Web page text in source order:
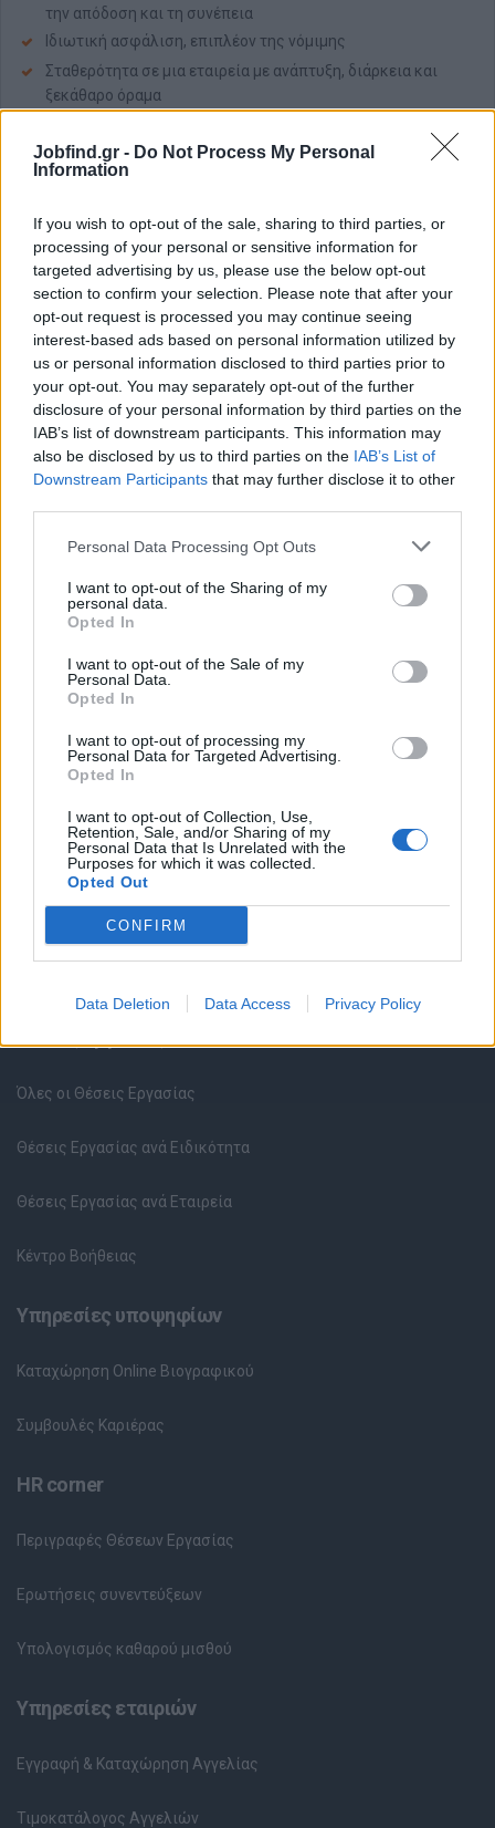
Jobfind.gr - Do Not Process My Personal
Information
If you wish to opt-out of the sale, sharing to third parties, or
processing of your personal or sensitive information for
targeted advertising by us, please use the below opt-out
section to confirm your selection. Please note that after your
opt-out request is processed you may continue seeing
interest-based ads based on personal information utilized by
us or personal information disclosed to third parties prior to
your opt-out. You may separately opt-out of the further
disclosure of your personal information by third parties on the
IAB’s list of downstream participants. This information may
also be disclosed by us to third parties on the IAB’s List of
Downstream Participants that may further disclose it to other
Personal Data Processing Opt Outs
I want to opt-out of the Sharing of my
personal data.
Opted In
I want to opt-out of the Sale of my
Personal Data.
Opted In
I want to opt-out of processing my
Personal Data for Targeted Advertising.
Opted In
I want to opt-out of Collection, Use,
Retention, Sale, and/or Sharing of my
Personal Data that Is Unrelated with the
Purposes for which it was collected.
Opted Out
CONFIRM
Data Deletion Data Access Privacy Policy
την απόδοση και τη συνέπεια
Ιδιωτική ασφάλιση, επιπλέον της νόμιμης
Σταθερότητα σε μια εταιρεία με ανάπτυξη, διάρκεια και
ξεκάθαρο όραμα
Στην Amhes Pharma:
δουλεύουμε οργανωμένα και επαγγελματικά
επιβραβεύουμε την προσπάθεια και την εξέλιξη
Θέλουμε να έρχεσαι στη δουλειά σου χωρίς άγχος, να
ξέρεις ότι πληρώνεσαι σωστά και ότι υπάρχει μέλλον.
Ποιον θέλουμε
Υπεύθυνο και συνεπή άνθρωπο
Με διάθεση να δουλέψει και να εξελιχθεί
Με σεβασμό στη δουλειά και στους συναδέλφους
Αν πιστεύεις ότι αξίζεις το καλύτερο και ότι ψάχνεις μια
σοβαρή δουλειά με καλές απολαβές και ανθρώπινες συνθήκες,
στείλε το βιογραφικό σου και έλα να γνωριστούμε.
Εδώ η δουλειά είναι επάγγελμα. Και ο άνθρωπος
προτεραιότητα.
Όλες οι Θέσεις Εργασίας
Θέσεις Εργασίας ανά Ειδικότητα
Θέσεις Εργασίας ανά Εταιρεία
Κέντρο Βοήθειας
Υπηρεσίες υποψηφίων
Καταχώρηση Online Βιογραφικού
Συμβουλές Καριέρας
HR corner
Περιγραφές Θέσεων Εργασίας
Ερωτήσεις συνεντεύξεων
Υπολογισμός καθαρού μισθού
Υπηρεσίες εταιριών
Εγγραφή & Καταχώρηση Αγγελίας
Τιμοκατάλογος Αγγελιών